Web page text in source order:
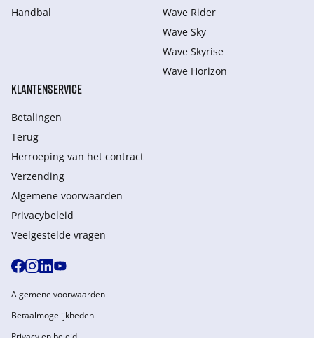
Handbal
Wave Rider
Wave Sky
Wave Skyrise
Wave Horizon
KLANTENSERVICE
Betalingen
Terug
Herroeping van het contract
Verzending
Algemene voorwaarden
Privacybeleid
Veelgestelde vragen
Algemene voorwaarden
Betaalmogelijkheden